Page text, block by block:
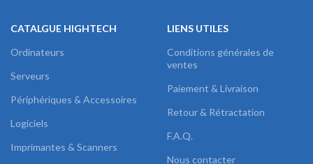
CATALGUE HIGHTECH
Ordinateurs
Serveurs
Périphériques & Accessoires
Logiciels
Imprimantes & Scanners
LIENS UTILES
Conditions générales de
ventes
Paiement & Livraison
Retour & Rétractation
F.A.Q.
Nous contacter